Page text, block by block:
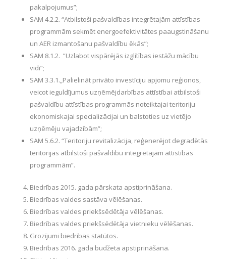
pakalpojumus”;
SAM 4.2.2. “Atbilstoši pašvaldības integrētajām attīstības
programmām sekmēt energoefektivitātes paaugstināšanu
un AER izmantošanu pašvaldību ēkās”;
SAM 8.1.2. ”Uzlabot vispārējās izglītības iestāžu mācību
vidi”;
SAM 3.3.1.„Palielināt privāto investīciju apjomu reģionos,
veicot ieguldījumus uzņēmējdarbības attīstībai atbilstoši
pašvaldību attīstības programmās noteiktajai teritoriju
ekonomiskajai specializācijai un balstoties uz vietējo
uzņēmēju vajadzībām”;
SAM 5.6.2. “Teritoriju revitalizācija, reģenerējot degradētās
teritorijas atbilstoši pašvaldību integrētajām attīstības
programmām”.
Biedrības 2015. gada pārskata apstiprināšana.
Biedrības valdes sastāva vēlēšanas.
Biedrības valdes priekšsēdētāja vēlēšanas.
Biedrības valdes priekšsēdētāja vietnieku vēlēšanas.
Grozījumi biedrības statūtos.
Biedrības 2016. gada budžeta apstiprināšana.